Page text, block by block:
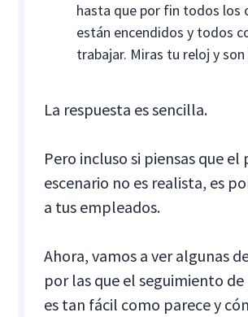
hasta que por fin todos los
están encendidos y todos
trabajar. Miras tu reloj y son
La respuesta es sencilla.
Pero incluso si piensas que el
escenario no es realista, es
a tus empleados.
Ahora, vamos a ver algunas
por las que el seguimiento
es tan fácil como parece y